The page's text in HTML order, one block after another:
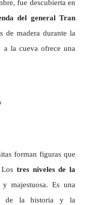
fue descubierta en
del general Tran
de madera durante la
a la cueva ofrece una
forman figuras que
tres niveles de la
y majestuosa. Es una
de la historia y la